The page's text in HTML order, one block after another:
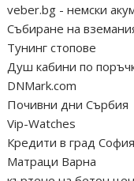
veber.bg - немски
Събиране на
Тунинг стопове
Душ кабини по
DNMark.com
Почивни дни Сърбия
Vip-Watches
Кредити в град
Матраци Варна